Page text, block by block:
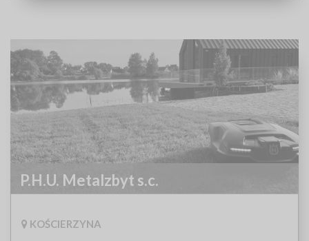
P.H.U. Metalzbyt s.c.
KOŚCIERZYNA